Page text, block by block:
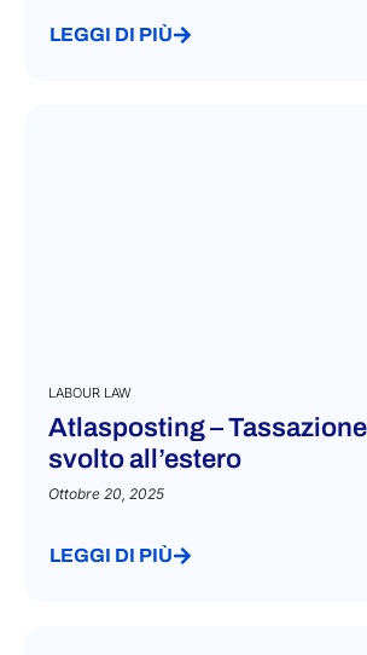
LEGGI DI PIÙ
LABOUR LAW
Atlasposting –
svolto all’estero
Ottobre 20, 2025
LEGGI DI PIÙ